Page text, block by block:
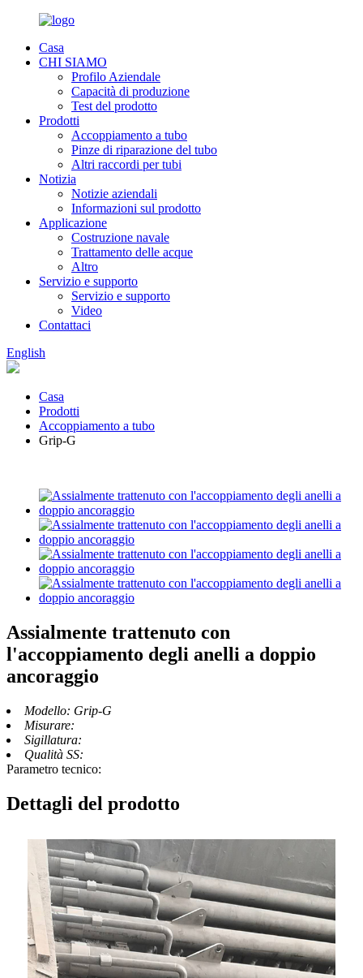
Casa
CHI SIAMO
Profilo Aziendale
Capacità di produzione
Test del prodotto
Prodotti
Accoppiamento a tubo
Pinze di riparazione del tubo
Altri raccordi per tubi
Notizia
Notizie aziendali
Informazioni sul prodotto
Applicazione
Costruzione navale
Trattamento delle acque
Altro
Servizio e supporto
Servizio e supporto
Video
Contattaci
English
Casa
Prodotti
Accoppiamento a tubo
Grip-G
Assialmente trattenuto con
l'accoppiamento degli anelli a doppio
ancoraggio
Modello: Grip-G
Misurare:
Sigillatura:
Qualità SS:
Parametro tecnico:
Dettagli del prodotto